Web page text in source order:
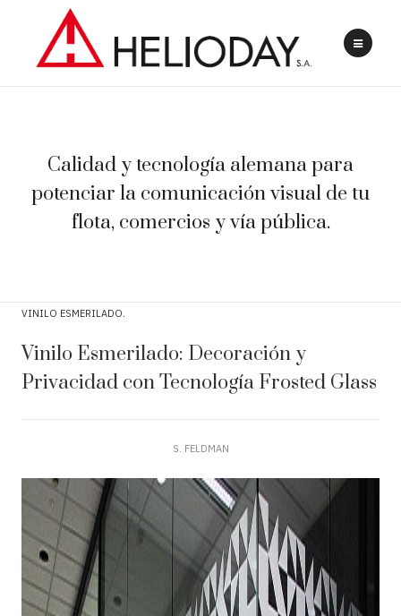
Calidad y tecnología alemana para
potenciar la comunicación visual de tu
flota, comercios y vía pública.
VINILO ESMERILADO
Vinilo Esmerilado: Decoración y
Privacidad con Tecnología Frosted Glass
S. FELDMAN